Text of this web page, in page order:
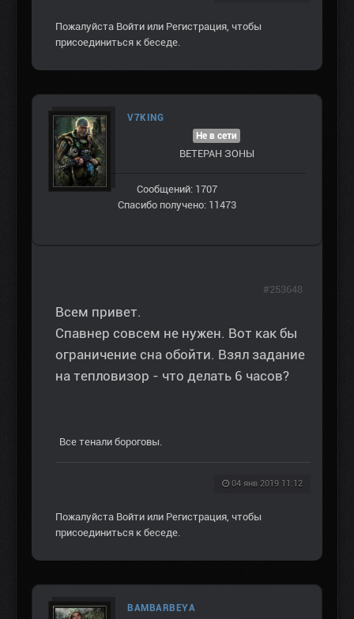
Пожалуйста Войти или Регистрация , чтобы
присоединиться к беседе.
V7KING
Не в сети
ВЕТЕРАН ЗOНЫ
Сообщений: 1707
Спасибо получено: 11473
Всем привет.
Спавнер совсем не нужен. Вот как бы
ограничение сна обойти. Взял задание
на тепловизор - что делать 6 часов?
Все тенали бороговы.
04 янв 2019 11:12
#253648
Пожалуйста Войти или Регистрация , чтобы
присоединиться к беседе.
BAMBARBEYA